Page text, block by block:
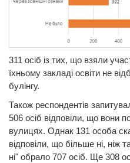
311 осіб із тих, що взяли
їхньому закладі освіти не
булінгу.
Також респондентів
506 осіб відповіли, що вони
вулицях. Однак 131 особа
відповіли, що більше ні, ніж
ні" обрало 707 осіб. Ще 308